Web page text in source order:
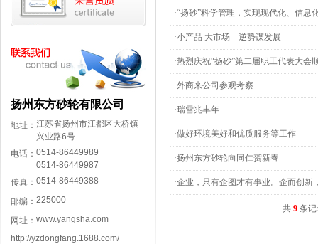
扬州东方砂轮有限公司
地址： 江苏省扬州市江都区大桥镇
兴业路6号
电话： 0514-86449989
0514-86449987
传真： 0514-86449388
邮编： 225000
网址： www.yangsha.com
http://yzdongfang.1688.com/
·“扬砂”科学管理，实现现代化、信息
·小产品 大市场---逆势谋发展
·热烈庆祝“扬砂”第二届职工代表大会
·外商来公司参观考察
·瑞雪兆丰年
·做好环境美好和优质服务等工作
·扬州东方砂轮向同仁贺新春
·企业，只有企图才有事业。企而创新
共 9 条